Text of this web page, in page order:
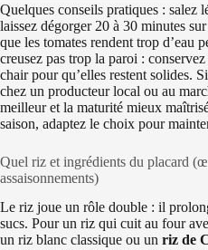
Quelques conseils pratiques : salez
laissez dégorger 20 à 30 minutes
que les tomates rendent trop d’eau
creusez pas trop la paroi :
chair pour qu’elles restent solides.
chez un producteur local ou au
meilleur et la maturité mieux
saison, adaptez le choix pour
Quel riz et ingrédients du placard
assaisonnements)
Le riz joue un rôle double : il
sucs. Pour un riz qui cuit au four
un riz blanc classique ou un riz de